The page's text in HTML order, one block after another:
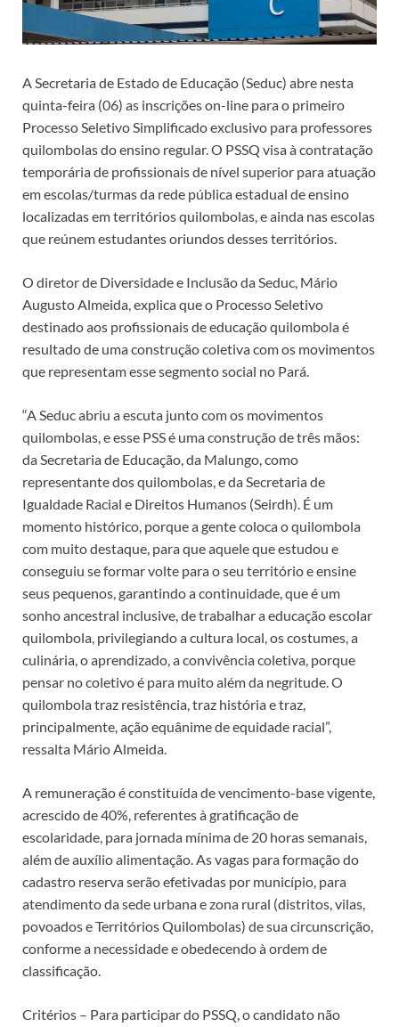
A Secretaria de Estado de Educação (Seduc) abre nesta
quinta-feira (06) as inscrições on-line para o primeiro
Processo Seletivo Simplificado exclusivo para professores
quilombolas do ensino regular. O PSSQ visa à contratação
temporária de profissionais de nível superior para atuação
em escolas/turmas da rede pública estadual de ensino
localizadas em territórios quilombolas, e ainda nas escolas
que reúnem estudantes oriundos desses territórios.
O diretor de Diversidade e Inclusão da Seduc, Mário
Augusto Almeida, explica que o Processo Seletivo
destinado aos profissionais de educação quilombola é
resultado de uma construção coletiva com os movimentos
que representam esse segmento social no Pará.
“A Seduc abriu a escuta junto com os movimentos
quilombolas, e esse PSS é uma construção de três mãos:
da Secretaria de Educação, da Malungo, como
representante dos quilombolas, e da Secretaria de
Igualdade Racial e Direitos Humanos (Seirdh). É um
momento histórico, porque a gente coloca o quilombola
com muito destaque, para que aquele que estudou e
conseguiu se formar volte para o seu território e ensine
seus pequenos, garantindo a continuidade, que é um
sonho ancestral inclusive, de trabalhar a educação escolar
quilombola, privilegiando a cultura local, os costumes, a
culinária, o aprendizado, a convivência coletiva, porque
pensar no coletivo é para muito além da negritude. O
quilombola traz resistência, traz história e traz,
principalmente, ação equânime de equidade racial”,
ressalta Mário Almeida.
A remuneração é constituída de vencimento-base vigente,
acrescido de 40%, referentes à gratificação de
escolaridade, para jornada mínima de 20 horas semanais,
além de auxílio alimentação. As vagas para formação do
cadastro reserva serão efetivadas por município, para
atendimento da sede urbana e zona rural (distritos, vilas,
povoados e Territórios Quilombolas) de sua circunscrição,
conforme a necessidade e obedecendo à ordem de
classificação.
Critérios – Para participar do PSSQ, o candidato não